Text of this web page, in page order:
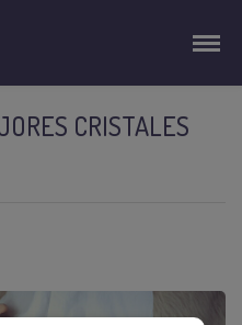
CRISTALES